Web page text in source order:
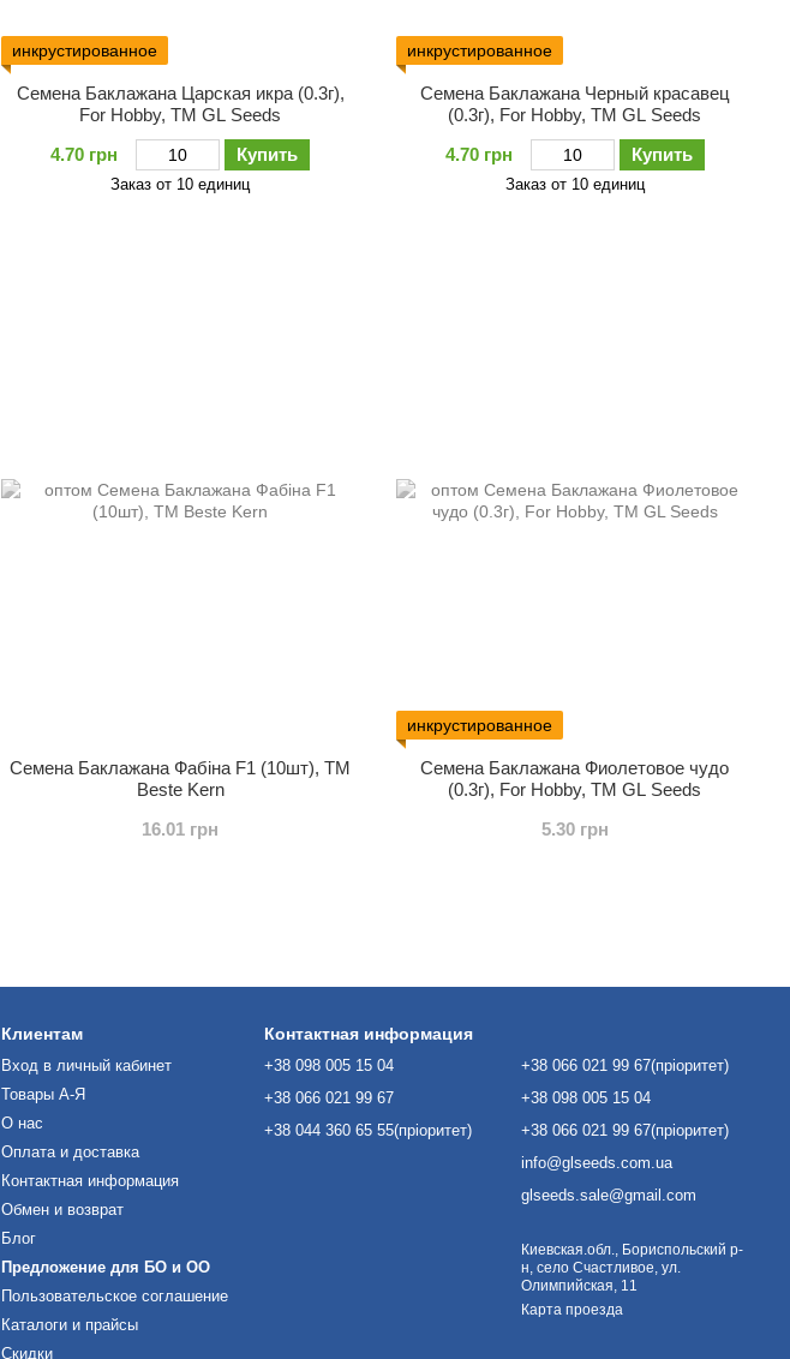
инкрустированное
Семена Баклажана Царская икра (0.3г),
For Hobby, TM GL Seeds
4.70 грн
Купить
Заказ от 10 единиц
инкрустированное
Семена Баклажана Черный красавец
(0.3г), For Hobby, TM GL Seeds
4.70 грн
Купить
Заказ от 10 единиц
Семена Баклажана Фабіна F1 (10шт), ТМ
Bestе Kern
16.01 грн
инкрустированное
Семена Баклажана Фиолетовое чудо
(0.3г), For Hobby, TM GL Seeds
5.30 грн
Клиентам
Вход в личный кабинет
Товары А-Я
О нас
Оплата и доставка
Контактная информация
Обмен и возврат
Блог
Предложение для БО и ОО
Пользовательское соглашение
Каталоги и прайсы
Скидки
Контактная информация
+38 098 005 15 04
+38 066 021 99 67
+38 044 360 65 55(пріоритет)
+38 066 021 99 67(пріоритет)
+38 098 005 15 04
+38 066 021 99 67(пріоритет)
info@glseeds.com.ua
glseeds.sale@gmail.com
Киевская.обл., Бориспольский р-
н, село Счастливое, ул.
Олимпийская, 11
Карта проезда